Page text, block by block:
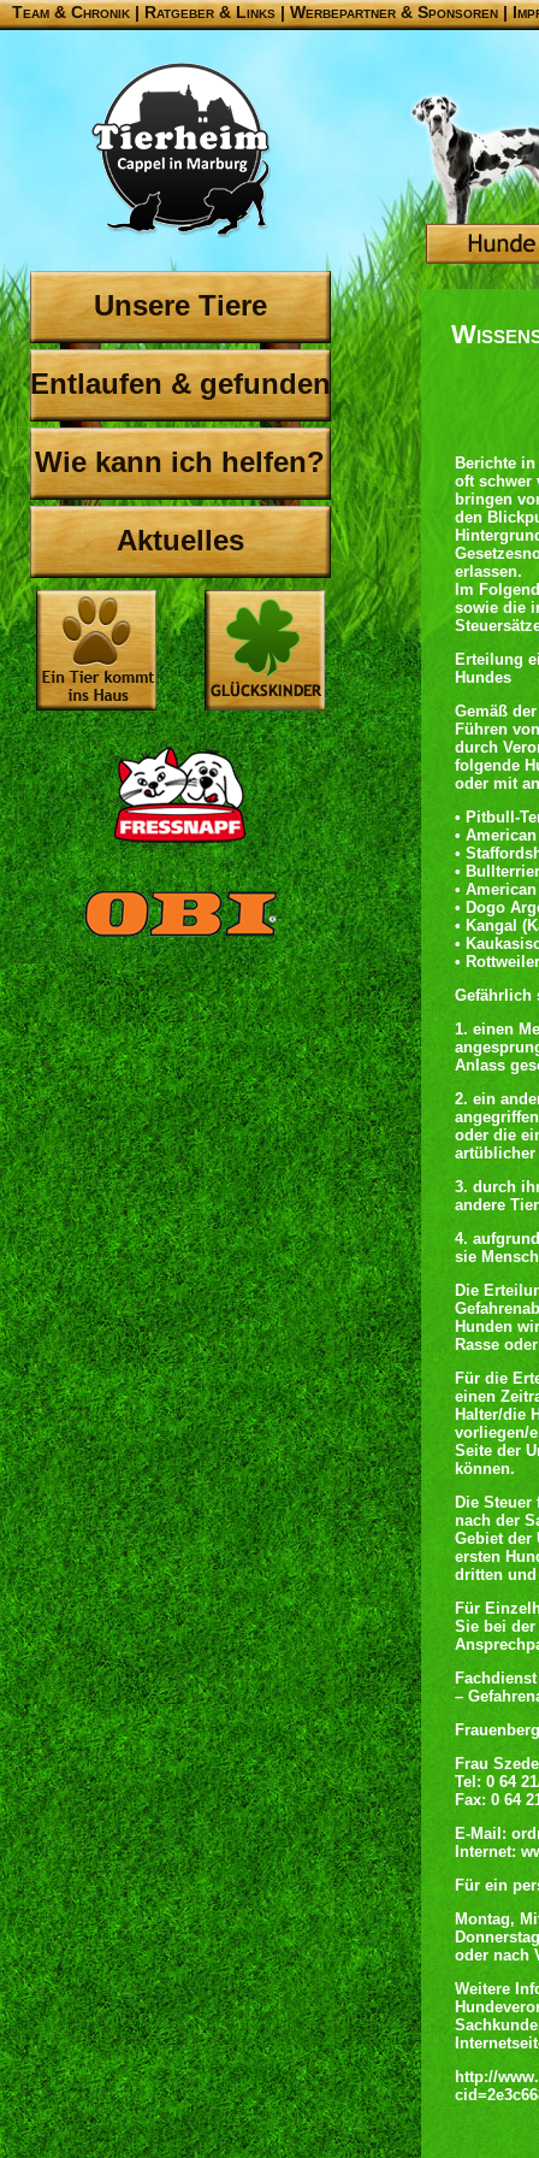
Team & Chronik |Ratgeber & Links|Werbepartner & Sponsoren|
Unsere Tiere
Entlaufen & gefunden
Wie kann ich helfen?
Aktuelles
Berichte
oft schwer
bringen
den
erlassen.
Im
sowie die
Erteilung
Hundes
Gemäß
Führen
durch
folgende
oder mit
• Pitbull-
•
•
• Bullterrier
•
• Dogo
• Kangal
•
• Rottweiler
Gefährlich
1. einen
Anlass
2. ein
oder die
artüblicher
3. durch
andere
4.
sie
Die
Hunden
Rasse
Für die
einen
Halter/die
vorliegen/
Seite der
können.
Die
nach der
Gebiet der
ersten
dritten und
Für
Sie bei
–
Frau
Tel: 0 64
Fax: 0 64
E-Mail:
Internet:
Für ein
Montag,
oder nach
Weitere
http://